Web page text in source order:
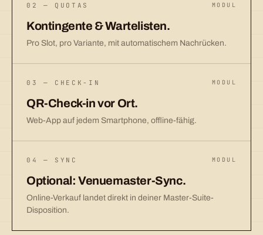
02 — QUOTAS
Kontingente & Wartelisten.
Pro Slot, pro Variante, mit automatischem Nachrücken.
MODUL
03 — CHECK-IN
QR-Check-in vor Ort.
Web-App auf jedem Smartphone, offline-fähig.
MODUL
04 — SYNC
Optional: Venuemaster-Sync.
Online-Verkauf landet direkt in deiner Master-Suite-
Disposition.
MODUL